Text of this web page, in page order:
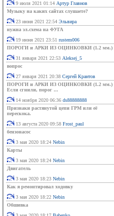
9 июля 2021 01:14 Артур Главнов
Музыку на каких сайтах слушаете?
23 июня 2021 22:54 Эльвира
нужна эл.схема на ФУГА
19 июня 2021 23:51 rustem006
ПОРОГИ и АРКИ ИЗ ОЦИНКОВКИ (1.2 мм.)
31 января 2021 22:53 Aleksej_5
вопрос
27 января 2021 20:38 Сергей Крантов
ПОРОГИ и АРКИ ИЗ ОЦИНКОВКИ (1.2 мм.)
Если сгнили, порог ...
14 ноября 2020 06:36 ds88888888
Признаки растянутой цепи ГРМ или её
перескока.
13 августа 2020 09:58 Frost_paul
бензонасос
3 мая 2020 18:24 Nebin
Карты
3 мая 2020 18:24 Nebin
Двигатель
3 мая 2020 18:23 Nebin
Как я ремонтировал ходовку
3 мая 2020 18:22 Nebin
Обшивка